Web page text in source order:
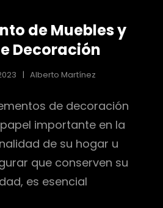
de Muebles y
Decoración
Alberto Martínez
de decoración
importante en la
de su hogar u
que conserven su
es esencial